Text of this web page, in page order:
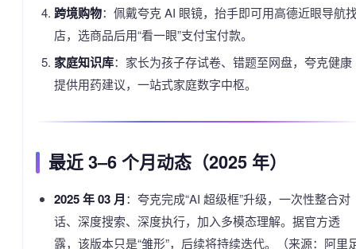
跨境购物：佩戴夸克 AI 眼镜，抬手即可用高德近眼导航
店，选商品后用“看一眼”支付宝付款。
家庭知识库：家长为孩子存试卷、错题至网盘，夸克健康
提供用药建议，一站式家庭数字中枢。
最近 3–6 个月动态（2025 年）
2025 年 03 月：夸克完成“AI 超级框”升级，一次性整合对
话、深度搜索、深度执行，加入多模态理解。据官方透
露，该版本只是“雏形”，后续将持续迭代。（来源：阿里